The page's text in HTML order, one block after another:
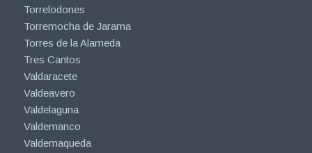
Torrelodones
Torremocha de Jarama
Torres de la Alameda
Tres Cantos
Valdaracete
Valdeavero
Valdelaguna
Valdemanco
Valdemaqueda